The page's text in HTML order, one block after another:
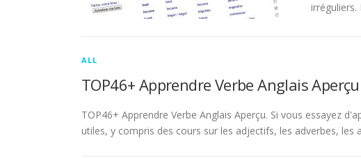
ALL
TOP46+ Apprendre Verbe Anglais Aperçu
TOP46+ Apprendre Verbe Anglais Aperçu. Si vous essayez
utiles, y compris des cours sur les adjectifs, les adverbes, les